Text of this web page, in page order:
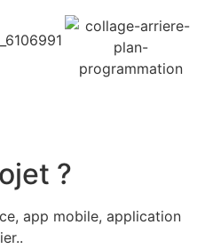
?
app mobile, application